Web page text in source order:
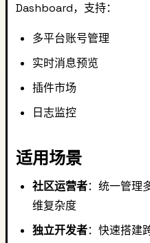
Dashboard，支持：
多平台账号管理
实时消息预览
插件市场
日志监控
适用场景
社区运营者：统一管理
维复杂度
独立开发者：快速搭建